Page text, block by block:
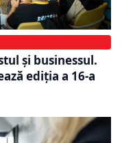
și businessul.
ediția a 16-a